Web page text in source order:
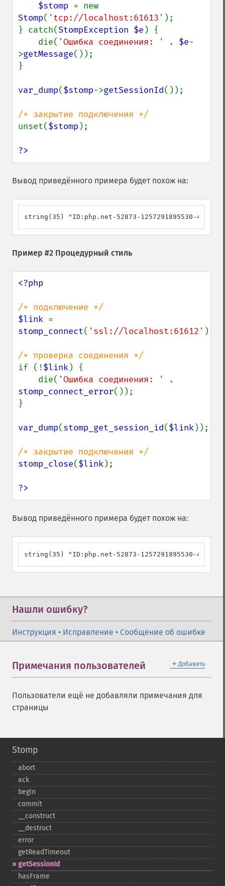
$stomp
Stomp( 'tcp://localhost:61613' );
} catch(StompException $e ) {
    die(
'Ошибка соединения: ' . $e-
>getMessage());
}
var_dump($stomp->getSessionId());
unset($stomp );
?>
Вывод приведённого примера будет похож на:
string(35) "ID:php.net-52873-1257291895530-4:14"
Пример #2 Процедурный стиль
<?php
$link
stomp_connect( 'ssl://localhost:61612' );
if (!$link) {
    die(
'Ошибка соединения: '
stomp_connect_error());
}
var_dump(stomp_get_session_id($link));
stomp_close($link);
?>
Вывод приведённого примера будет похож на:
string(35) "ID:php.net-52873-1257291895530-4:14"
Нашли ошибку?
Инструкция • Исправление • Сообщение об ошибке
＋ Добавить
Примечания пользователей
Пользователи ещё не добавляли примечания для
страницы
Stomp
abort
ack
begin
commit
_​_​construct
_​_​destruct
error
getReadTimeout
getSessionId
hasFrame